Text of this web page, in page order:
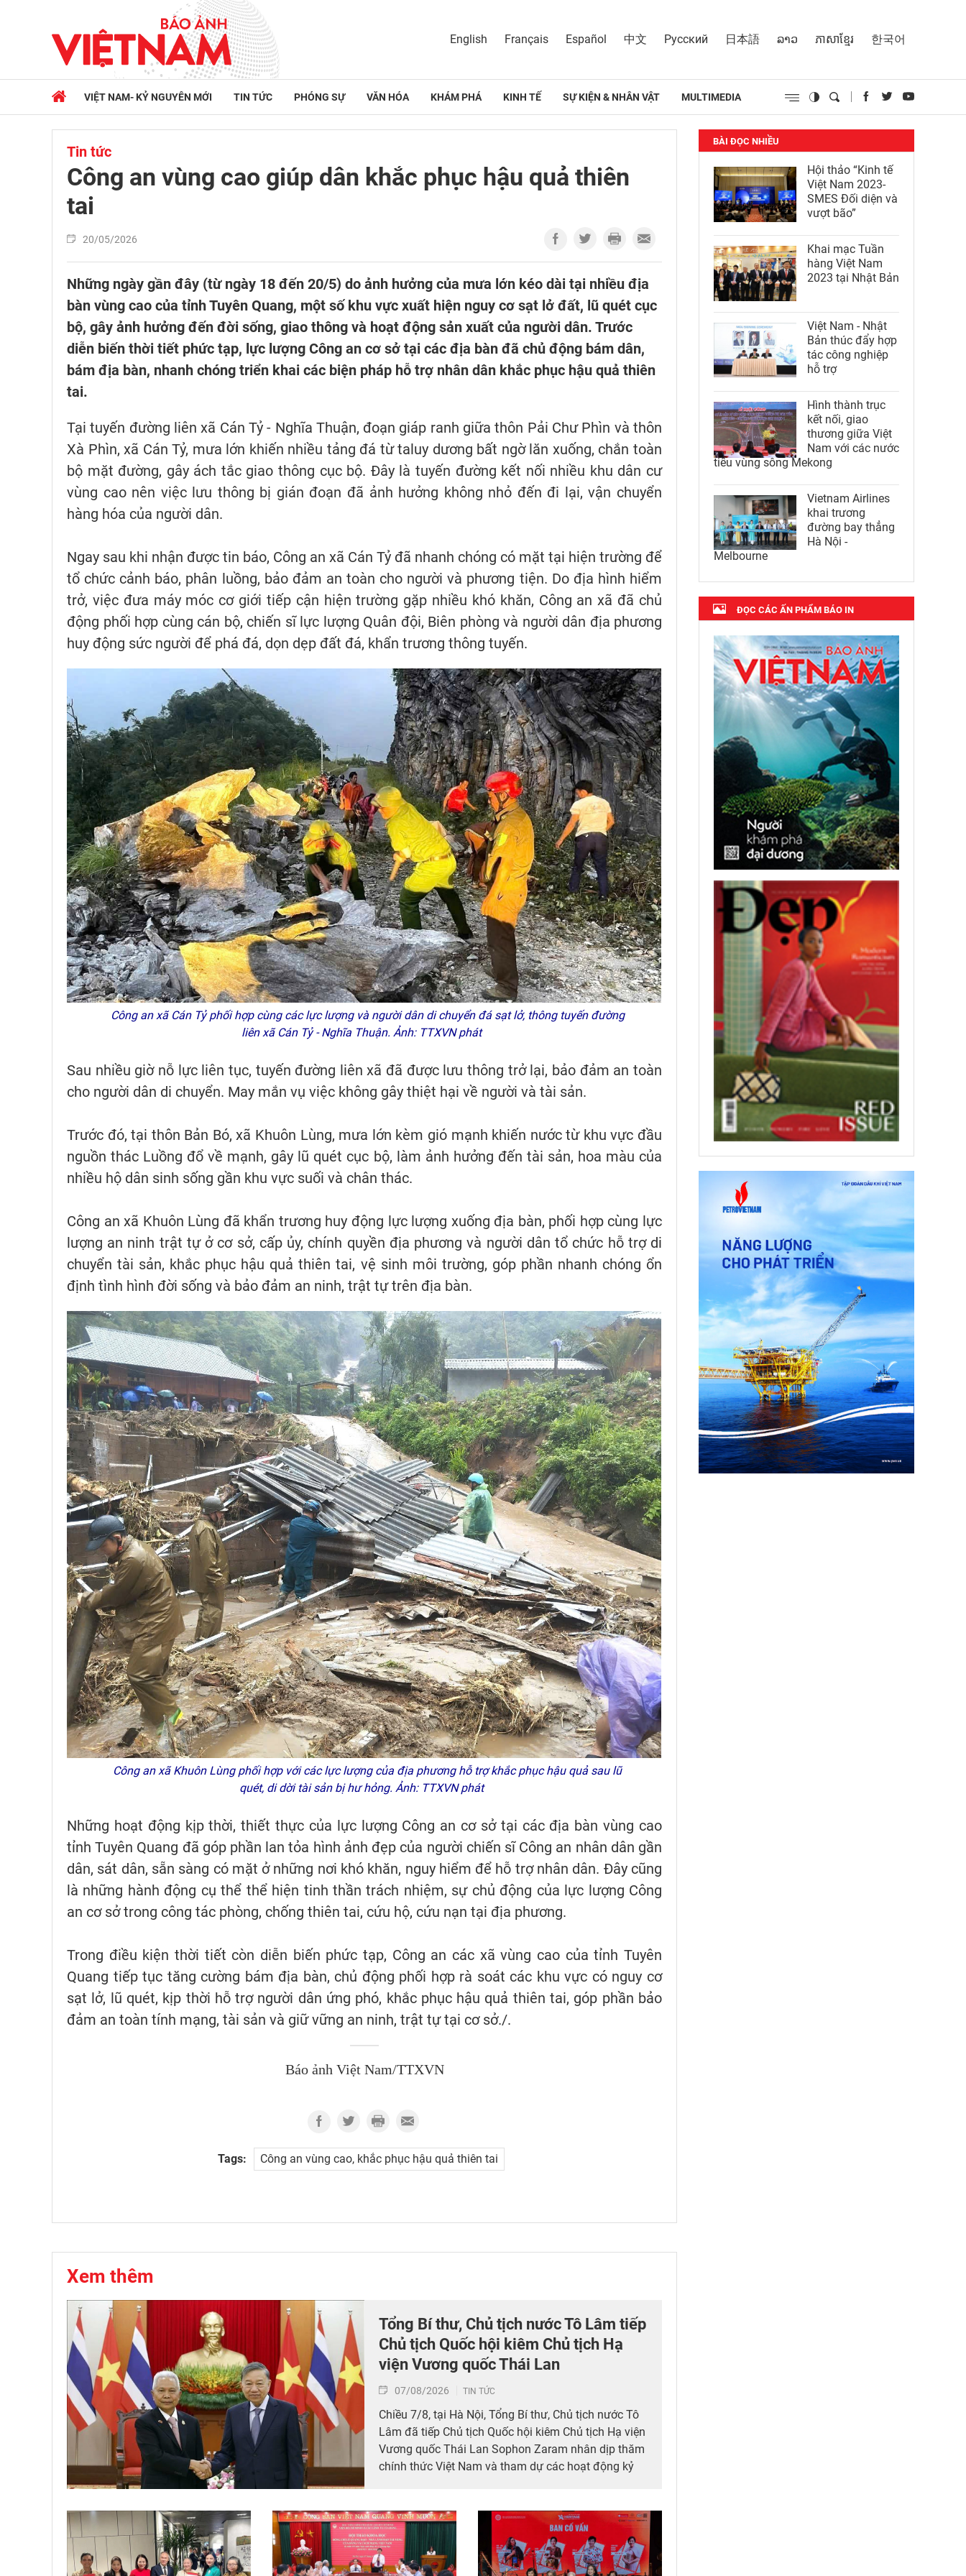
English Français Español 中文 Русский 日本語 ລາວ ភាសាខ្មែរ 한국어
VIỆT NAM- KỶ NGUYÊN MỚI TIN TỨC PHÓNG SỰ VĂN HÓA KHÁM PHÁ KINH TẾ SỰ KIỆN & NHÂN VẬT MULTIMEDIA
Tin tức
Công an vùng cao giúp dân khắc phục hậu quả thiên
tai
20/05/2026
Những ngày gần đây (từ ngày 18 đến 20/5) do ảnh hưởng của mưa lớn kéo dài tại nhiều địa
bàn vùng cao của tỉnh Tuyên Quang, một số khu vực xuất hiện nguy cơ sạt lở đất, lũ quét cục
bộ, gây ảnh hưởng đến đời sống, giao thông và hoạt động sản xuất của người dân. Trước
diễn biến thời tiết phức tạp, lực lượng Công an cơ sở tại các địa bàn đã chủ động bám dân,
bám địa bàn, nhanh chóng triển khai các biện pháp hỗ trợ nhân dân khắc phục hậu quả thiên
tai.
Tại tuyến đường liên xã Cán Tỷ - Nghĩa Thuận, đoạn giáp ranh giữa thôn Pải Chư Phìn và thôn
Xà Phìn, xã Cán Tỷ, mưa lớn khiến nhiều tảng đá từ taluy dương bất ngờ lăn xuống, chắn toàn
bộ mặt đường, gây ách tắc giao thông cục bộ. Đây là tuyến đường kết nối nhiều khu dân cư
vùng cao nên việc lưu thông bị gián đoạn đã ảnh hưởng không nhỏ đến đi lại, vận chuyển
hàng hóa của người dân.
Ngay sau khi nhận được tin báo, Công an xã Cán Tỷ đã nhanh chóng có mặt tại hiện trường để
tổ chức cảnh báo, phân luồng, bảo đảm an toàn cho người và phương tiện. Do địa hình hiểm
trở, việc đưa máy móc cơ giới tiếp cận hiện trường gặp nhiều khó khăn, Công an xã đã chủ
động phối hợp cùng cán bộ, chiến sĩ lực lượng Quân đội, Biên phòng và người dân địa phương
huy động sức người để phá đá, dọn dẹp đất đá, khẩn trương thông tuyến.
Công an xã Cán Tỷ phối hợp cùng các lực lượng và người dân di chuyển đá sạt lở, thông tuyến đường
liên xã Cán Tỷ - Nghĩa Thuận. Ảnh: TTXVN phát
Sau nhiều giờ nỗ lực liên tục, tuyến đường liên xã đã được lưu thông trở lại, bảo đảm an toàn
cho người dân di chuyển. May mắn vụ việc không gây thiệt hại về người và tài sản.
Trước đó, tại thôn Bản Bó, xã Khuôn Lùng, mưa lớn kèm gió mạnh khiến nước từ khu vực đầu
nguồn thác Luồng đổ về mạnh, gây lũ quét cục bộ, làm ảnh hưởng đến tài sản, hoa màu của
nhiều hộ dân sinh sống gần khu vực suối và chân thác.
Công an xã Khuôn Lùng đã khẩn trương huy động lực lượng xuống địa bàn, phối hợp cùng lực
lượng an ninh trật tự ở cơ sở, cấp ủy, chính quyền địa phương và người dân tổ chức hỗ trợ di
chuyển tài sản, khắc phục hậu quả thiên tai, vệ sinh môi trường, góp phần nhanh chóng ổn
định tình hình đời sống và bảo đảm an ninh, trật tự trên địa bàn.
Công an xã Khuôn Lùng phối hợp với các lực lượng của địa phương hỗ trợ khắc phục hậu quả sau lũ
quét, di dời tài sản bị hư hỏng. Ảnh: TTXVN phát
Những hoạt động kịp thời, thiết thực của lực lượng Công an cơ sở tại các địa bàn vùng cao
tỉnh Tuyên Quang đã góp phần lan tỏa hình ảnh đẹp của người chiến sĩ Công an nhân dân gần
dân, sát dân, sẵn sàng có mặt ở những nơi khó khăn, nguy hiểm để hỗ trợ nhân dân. Đây cũng
là những hành động cụ thể thể hiện tinh thần trách nhiệm, sự chủ động của lực lượng Công
an cơ sở trong công tác phòng, chống thiên tai, cứu hộ, cứu nạn tại địa phương.
Trong điều kiện thời tiết còn diễn biến phức tạp, Công an các xã vùng cao của tỉnh Tuyên
Quang tiếp tục tăng cường bám địa bàn, chủ động phối hợp rà soát các khu vực có nguy cơ
sạt lở, lũ quét, kịp thời hỗ trợ người dân ứng phó, khắc phục hậu quả thiên tai, góp phần bảo
đảm an toàn tính mạng, tài sản và giữ vững an ninh, trật tự tại cơ sở./.
Báo ảnh Việt Nam/TTXVN
Tags: Công an vùng cao, khắc phục hậu quả thiên tai
Xem thêm
Tổng Bí thư, Chủ tịch nước Tô Lâm tiếp
Chủ tịch Quốc hội kiêm Chủ tịch Hạ
viện Vương quốc Thái Lan
07/08/2026 TIN TỨC
Chiều 7/8, tại Hà Nội, Tổng Bí thư, Chủ tịch nước Tô
Lâm đã tiếp Chủ tịch Quốc hội kiêm Chủ tịch Hạ viện
Vương quốc Thái Lan Sophon Zaram nhân dịp thăm
chính thức Việt Nam và tham dự các hoạt động kỷ
BÀI ĐỌC NHIỀU
Hội thảo “Kinh tế
Việt Nam 2023-
SMES Đối diện và
vượt bão”
Khai mạc Tuần
hàng Việt Nam
2023 tại Nhật Bản
Việt Nam - Nhật
Bản thúc đẩy hợp
tác công nghiệp
hỗ trợ
Hình thành trục
kết nối, giao
thương giữa Việt
Nam với các nước
tiểu vùng sông Mekong
Vietnam Airlines
khai trương
đường bay thẳng
Hà Nội -
Melbourne
ĐỌC CÁC ẤN PHẨM BÁO IN